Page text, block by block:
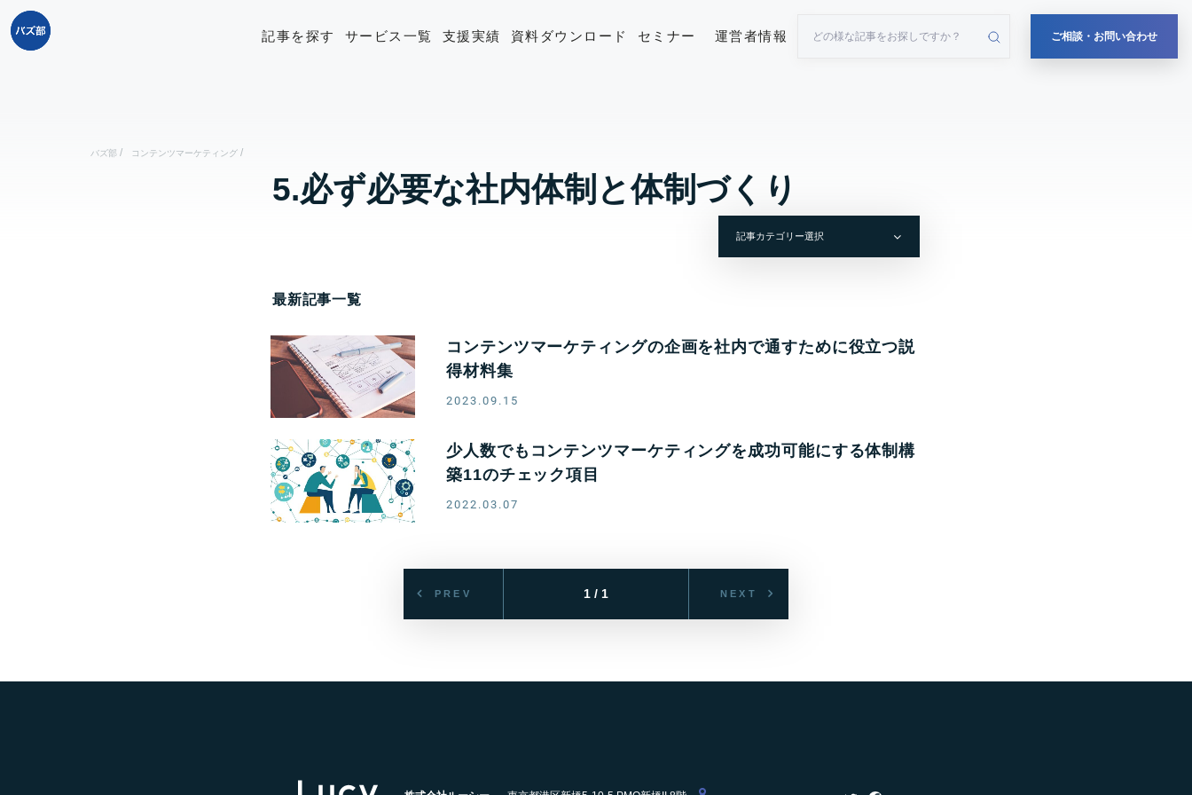
記事を探す サービス一覧 支援実績 資料ダウンロード セミナー 運営者情報 ご相談・お問い合わせ
バズ部 / コンテンツマーケティング /
5.必ず必要な社内体制と体制づくり
最新記事一覧
コンテンツマーケティングの企画を社内で通すために役立つ説
得材料集
2023.09.15
少人数でもコンテンツマーケティングを成功可能にする体制構
築11のチェック項目
2022.03.07
PREV 1 / 1 NEXT